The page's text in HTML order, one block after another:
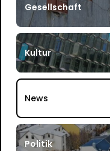
Gesellschaft
Kultur
News
Politik